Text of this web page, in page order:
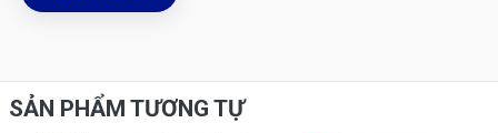
SẢN PHẨM TƯƠNG TỰ